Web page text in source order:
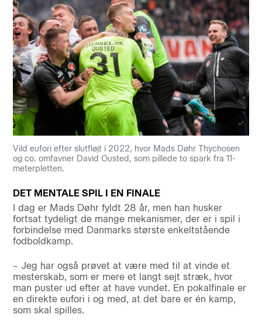
Vild eufori efter slutfløjt i 2022, hvor Mads Døhr Thychosen
og co. omfavner David Ousted, som pillede to spark fra 11-
meterpletten.
DET MENTALE SPIL I EN FINALE
I dag er Mads Døhr fyldt 28 år, men han husker
fortsat tydeligt de mange mekanismer, der er i spil i
forbindelse med Danmarks største enkeltstående
fodboldkamp.
– Jeg har også prøvet at være med til at vinde et
mesterskab, som er mere et langt sejt stræk, hvor
man puster ud efter at have vundet. En pokalfinale er
en direkte eufori i og med, at det bare er én kamp,
som skal spilles.